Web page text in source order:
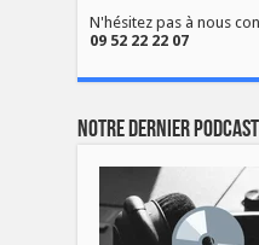
N'hésitez pas à nous
09 52 22 22 07
Notre dernier